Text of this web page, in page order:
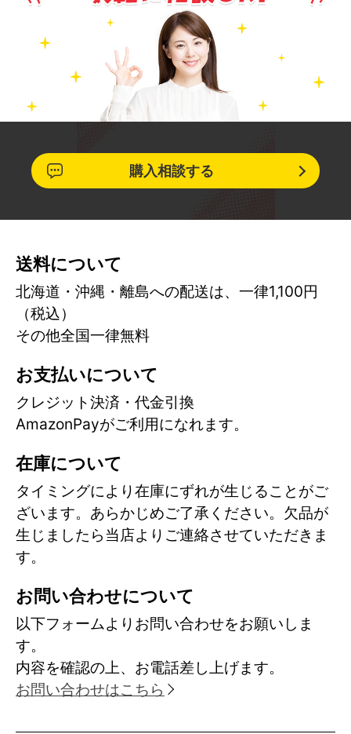
購入相談する
送料について
北海道・沖縄・離島への配送は、一律1,100円
（税込）
その他全国一律無料
お支払いについて
クレジット決済・代金引換
AmazonPayがご利用になれます。
在庫について
タイミングにより在庫にずれが生じることがご
ざいます。あらかじめご了承ください。欠品が
生じましたら当店よりご連絡させていただきま
す。
お問い合わせについて
以下フォームよりお問い合わせをお願いしま
す。
内容を確認の上、お電話差し上げます。
お問い合わせはこちら